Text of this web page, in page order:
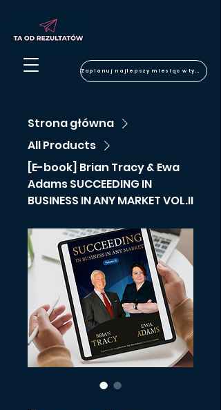
Zaplanuj najlepszy miesiąc w tym roku
Strona główna
All Products
[E-book] Brian Tracy & Ewa
Adams SUCCEEDING IN
BUSINESS IN ANY MARKET VOL.II